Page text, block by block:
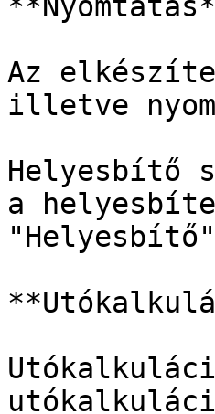
Az
illetve
Helyesbítő
a
"Helyesbítő"